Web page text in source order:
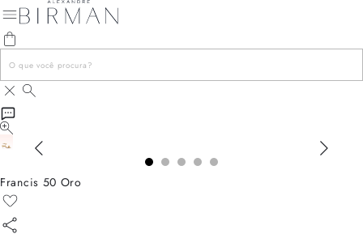
Francis 50 Oro